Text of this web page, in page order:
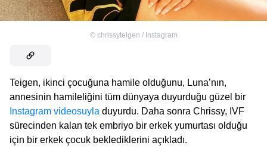
© chrissyteigen / Instagram
Teigen, ikinci çocuğuna hamile olduğunu, Luna’nın,
annesinin hamileliğini tüm dünyaya duyurduğu güzel bir
Instagram videosuyla duyurdu. Daha sonra Chrissy, IVF
sürecinden kalan tek embriyo bir erkek yumurtası olduğu
için bir erkek çocuk beklediklerini açıkladı.